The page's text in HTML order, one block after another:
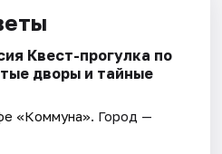
Квест-прогулка по
дворы и тайные
«Коммуна». Город —